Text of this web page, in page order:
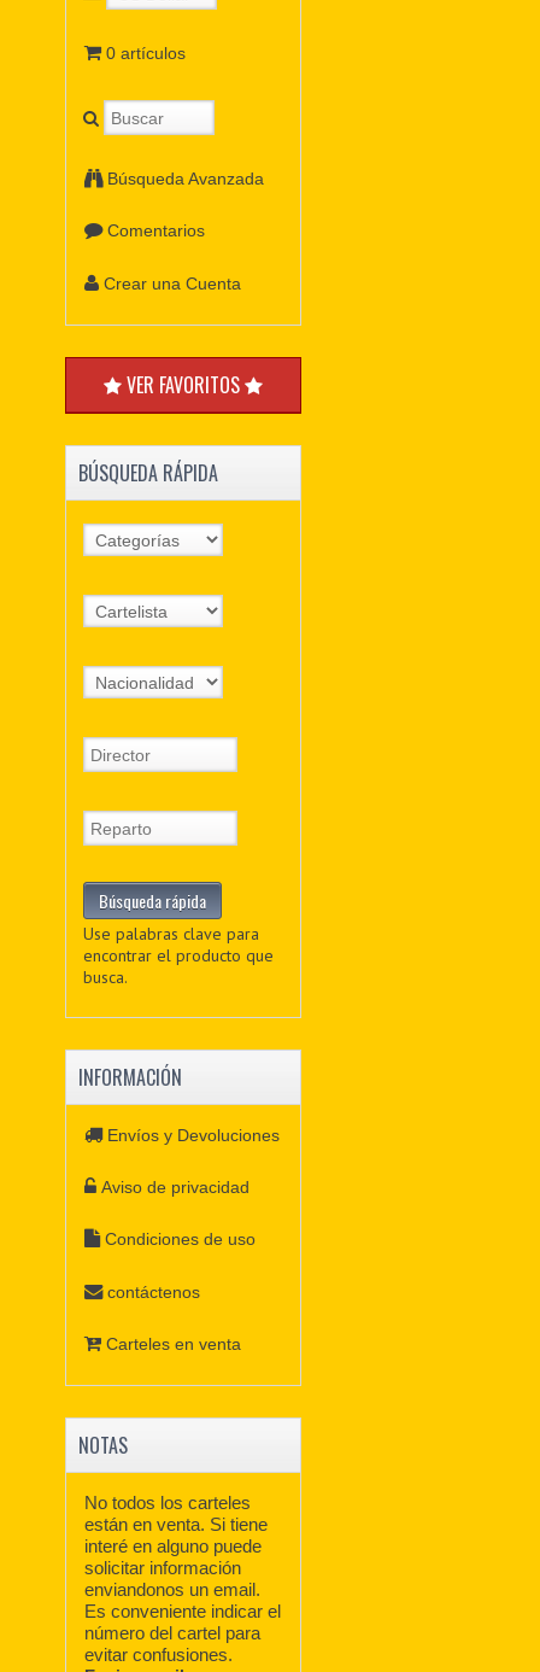
0 artículos
Búsqueda Avanzada
Comentarios
Crear una Cuenta
VER FAVORITOS
BÚSQUEDA RÁPIDA
Use palabras clave para
encontrar el producto que
busca.
INFORMACIÓN
Envíos y Devoluciones
Aviso de privacidad
Condiciones de uso
contáctenos
Carteles en venta
NOTAS
No todos los carteles
están en venta. Si tiene
interé en alguno puede
solicitar información
enviandonos un email.
Es conveniente indicar el
número del cartel para
evitar confusiones.